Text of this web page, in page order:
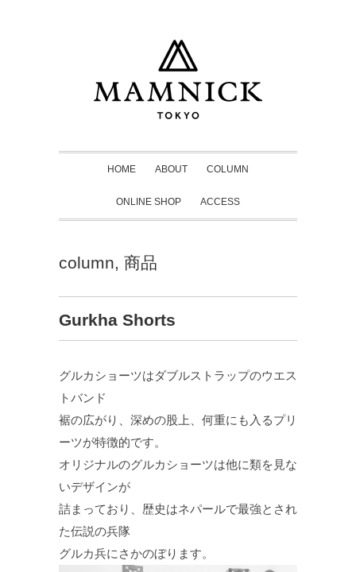
HOME ABOUT COLUMN
ONLINE SHOP ACCESS
column, 商品
Gurkha Shorts
グルカショーツはダブルストラップのウエス
トバンド
裾の広がり、深めの股上、何重にも入るプリ
ーツが特徴的です。
オリジナルのグルカショーツは他に類を見な
いデザインが
詰まっており、歴史はネパールで最強とされ
た伝説の兵隊
グルカ兵にさかのぼります。